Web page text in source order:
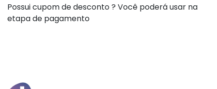
Possui cupom de desconto ? Você poderá usar na
etapa de pagamento